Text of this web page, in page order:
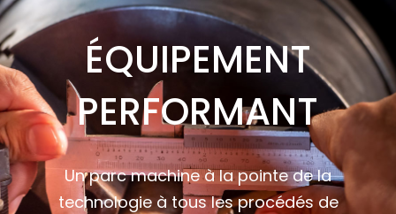
ÉQUIPEMENT
PERFORMANT
Un parc machine à la pointe de la
technologie à tous les procédés de